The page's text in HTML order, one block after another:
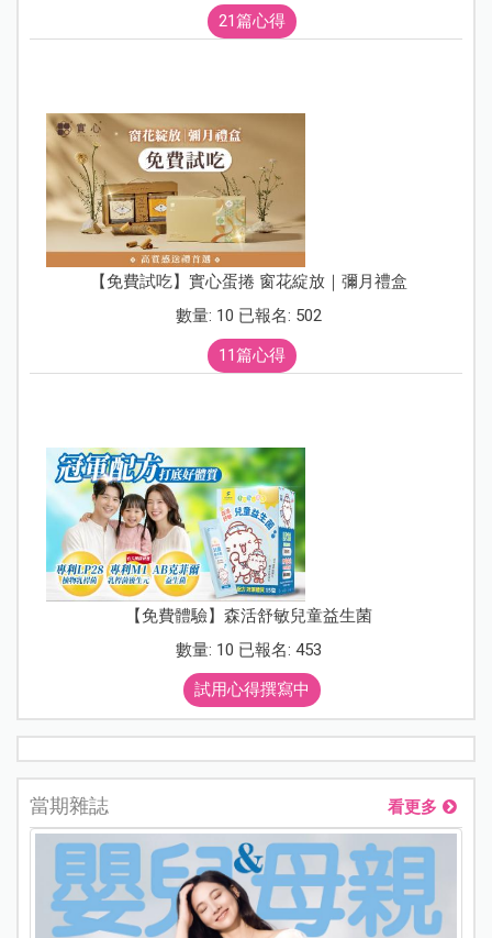
21篇心得
【免費試吃】實心蛋捲 窗花綻放｜彌月禮盒
數量: 10 已報名: 502
11篇心得
【免費體驗】森活舒敏兒童益生菌
數量: 10 已報名: 453
試用心得撰寫中
當期雜誌 看更多